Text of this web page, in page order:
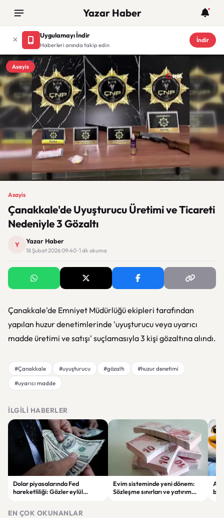
Yazar Haber
Uygulamayı İndir
Haberleri anında takip edin
İndir
Asayis
Asayis
Çanakkale'de Uyuşturucu Üretimi ve Ticareti
Nedeniyle 3 Gözaltı
Y Yazar Haber
18 Şubat 2026 09:40 · 1 dk okuma
Çanakkale'de Emniyet Müdürlüğü ekipleri tarafından
yapılan huzur denetimlerinde 'uyuşturucu veya uyarıcı
madde üretimi ve satışı' suçlamasıyla 3 kişi gözaltına alındı.
#Çanakkale #uyuşturucu #gözaltı
#huzur denetimi
#uyarıcı madde
İLGILI HABERLER
Dolar piyasalarında Fed
hareketliliği: Gözler eylül
Evim sisteminde yeni dönem:
Sözleşme sınırları ve yatırım
EN ÇOK OKUNANLAR